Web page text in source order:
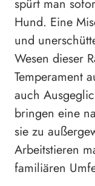
spürt man
Hund. Eine
und
Wesen dieser
Temperament
auch
bringen eine
sie zu
Arbeitstieren
familiären